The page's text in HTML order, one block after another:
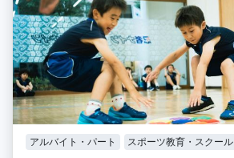
アルバイト・パート スポーツ教育・スクール